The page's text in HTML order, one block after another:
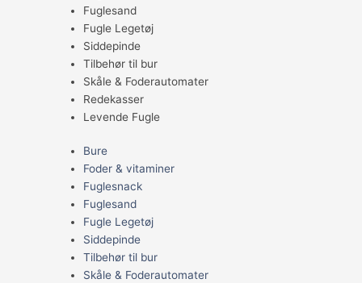
Fuglesand
Fugle Legetøj
Siddepinde
Tilbehør til bur
Skåle & Foderautomater
Redekasser
Levende Fugle
Bure
Foder & vitaminer
Fuglesnack
Fuglesand
Fugle Legetøj
Siddepinde
Tilbehør til bur
Skåle & Foderautomater